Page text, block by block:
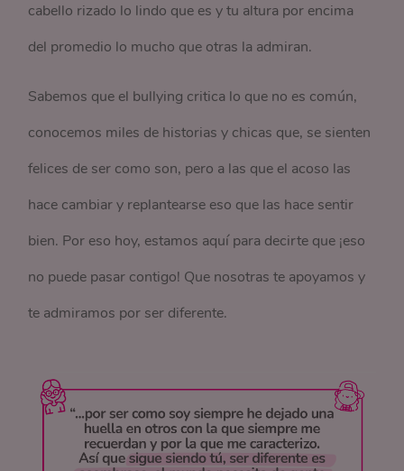
cabello rizado lo lindo que es y tu altura por encima
del promedio lo mucho que otras la admiran.
Sabemos que el bullying critica lo que no es común,
conocemos miles de historias y chicas que, se sienten
felices de ser como son, pero a las que el acoso las
hace cambiar y replantearse eso que las hace sentir
bien. Por eso hoy, estamos aquí para decirte que ¡eso
no puede pasar contigo! Que nosotras te apoyamos y
te admiramos por ser diferente.